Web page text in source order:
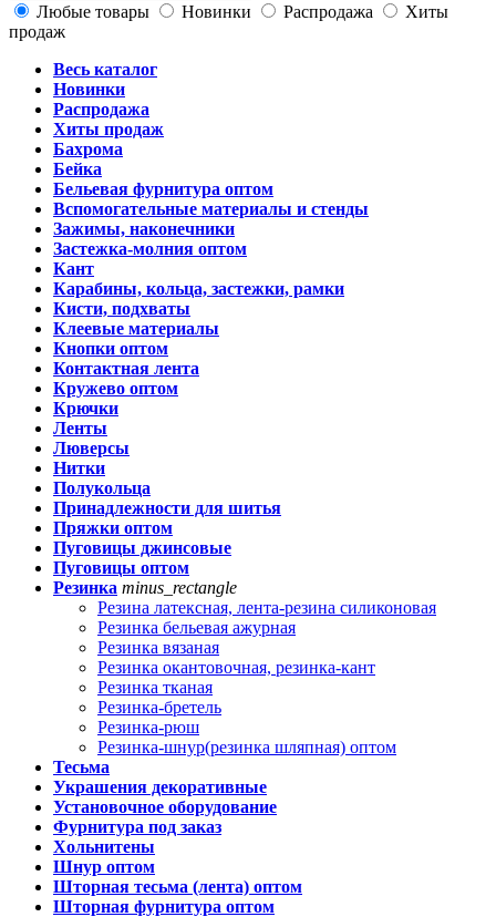
Любые товары Новинки Распродажа
Хиты
продаж
Весь каталог
Новинки
Распродажа
Хиты продаж
Бахрома
Бейка
Бельевая фурнитура оптом
Вспомогательные материалы и стенды
Зажимы, наконечники
Застежка-молния оптом
Кант
Карабины, кольца, застежки, рамки
Кисти, подхваты
Клеевые материалы
Кнопки оптом
Контактная лента
Кружево оптом
Крючки
Ленты
Люверсы
Нитки
Полукольца
Принадлежности для шитья
Пряжки оптом
Пуговицы джинсовые
Пуговицы оптом
Резинка minus_rectangle
Резина латексная, лента-резина силиконовая
Резинка бельевая ажурная
Резинка вязаная
Резинка окантовочная, резинка-кант
Резинка тканая
Резинка-бретель
Резинка-рюш
Резинка-шнур(резинка шляпная) оптом
Тесьма
Украшения декоративные
Установочное оборудование
Фурнитура под заказ
Хольнитены
Шнур оптом
Шторная тесьма (лента) оптом
Шторная фурнитура оптом